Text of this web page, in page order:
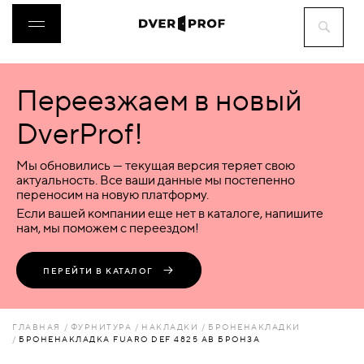
ДВЕРИ
ФУРНИТУРА
ВОРОТА
ПЕРЕГОРОДКИ
Переезжаем в новый
DverProf!
Мы обновились — текущая версия теряет свою
актуальность. Все ваши данные мы постепенно
переносим на новую платформу.
Если вашей компании еще нет в каталоге, напишите
нам, мы поможем с переездом!
ПЕРЕЙТИ В КАТАЛОГ
ГЛАВНАЯ ФУРНИТУРА НАКЛАДКИ
БРОНЕНАКЛАДКИ
БРОНЕНАКЛАДКА FUARO DEF 4825 AB БРОНЗА